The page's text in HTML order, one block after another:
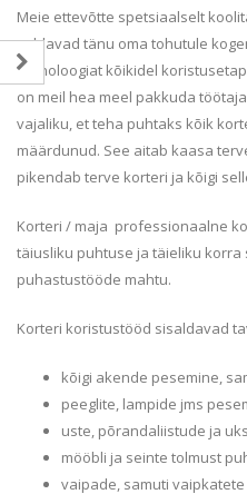
Meie ettevõtte spetsiaalselt
valdavad tänu oma tohutule
tehnoloogiat kõikidel
on meil hea meel pakkuda
vajaliku, et teha puhtaks kõik
määrdunud. See aitab kaasa
pikendab terve korteri ja kõigi
Korteri / maja professionaalne
täiusliku puhtuse ja täieliku korra
puhastustööde mahtu.
Korteri koristustööd sisaldavad
kõigi akende pesemine,
peeglite, lampide jms
uste, põrandaliistude ja
mööbli ja seinte tolmust
vaipade, samuti